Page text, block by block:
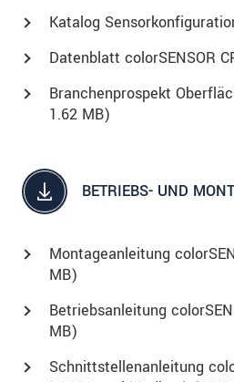
Katalog
Datenblatt colorSENSOR
Branchenprospekt
1.62 MB)
BETRIEBS- UND
Montageanleitung
MB)
Betriebsanleitung
MB)
Schnittstellenanleitung